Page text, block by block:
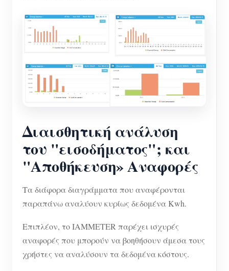
Διαισθητική ανάλυση
του "εισοδήματος"; και
"Αποθήκευση» Αναφορές
Τα διάφορα διαγράμματα που αναφέρονται
παραπάνω αναλύουν κυρίως δεδομένα Kwh.
Επιπλέον, το IAMMETER παρέχει ισχυρές
αναφορές που μπορούν να βοηθήσουν άμεσα τους
χρήστες να αναλύσουν τα δεδομένα κόστους.